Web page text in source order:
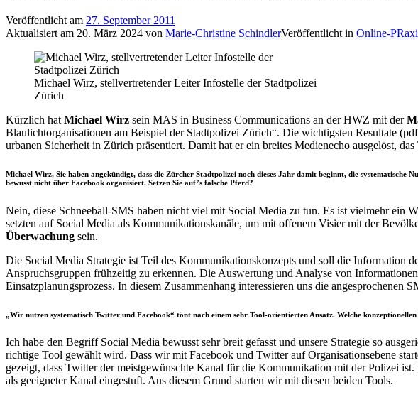
Veröffentlicht am 27. September 2011
Aktualisiert am 20. März 2024 von Marie-Christine SchindlerVeröffentlicht in Online-
Michael Wirz, stellvertretender Leiter Infostelle der Stadtpolizei
Zürich
Kürzlich hat Michael Wirz sein MAS in Business Communications an der HWZ mit der
Blaulichtorganisationen am Beispiel der Stadtpolizei Zürich“. Die wichtigsten Resultate
urbanen Sicherheit in Zürich präsentiert. Damit hat er ein breites Medienecho ausgelöst,
Michael Wirz, Sie haben angekündigt, dass die Zürcher Stadtpolizei noch dieses Jahr damit beginnt, die
bewusst nicht über Facebook organisiert. Setzen Sie auf’s falsche Pferd?
Nein, diese Schneeball-SMS haben nicht viel mit Social Media zu tun. Es ist vielmehr ein
setzten auf Social Media als Kommunikationskanäle, um mit offenem Visier mit der
Überwachung sein.
Die Social Media Strategie ist Teil des Kommunikationskonzepts und soll die Information
Anspruchsgruppen frühzeitig zu erkennen. Die Auswertung und Analyse von
Einsatzplanungsprozess. In diesem Zusammenhang interessieren uns die
„Wir nutzen systematisch Twitter und Facebook“ tönt nach einem sehr Tool-orientierten Ansatz. Welche konzeptionellen
Ich habe den Begriff Social Media bewusst sehr breit gefasst und unsere Strategie so
richtige Tool gewählt wird. Dass wir mit Facebook und Twitter auf Organisationsebene
gezeigt, dass Twitter der meistgewünschte Kanal für die Kommunikation mit der Polizei
als geeigneter Kanal eingestuft. Aus diesem Grund starten wir mit diesen beiden Tools.